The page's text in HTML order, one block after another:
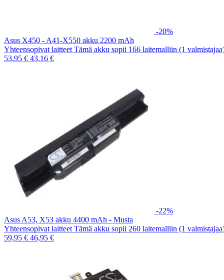
-20%
Asus X450 - A41-X550 akku 2200 mAh
Yhteensopivat laitteet Tämä akku sopii 166 laitemalliin (1
53,95 € 43,16 €
-22%
Asus A53, X53 akku 4400 mAh - Musta
Yhteensopivat laitteet Tämä akku sopii 260 laitemalliin (1
59,95 € 46,95 €